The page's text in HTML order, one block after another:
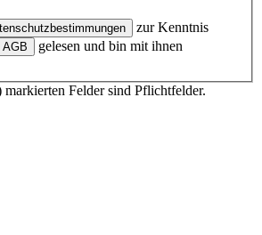
zur Kenntnis
AGB
gelesen und bin mit ihnen
Felder sind Pflichtfelder.